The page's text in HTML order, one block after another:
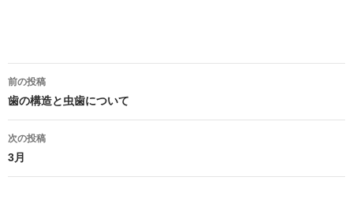
投
稿
ナ
ビ
前の投稿
歯の構造と虫歯について
次の投稿
3月